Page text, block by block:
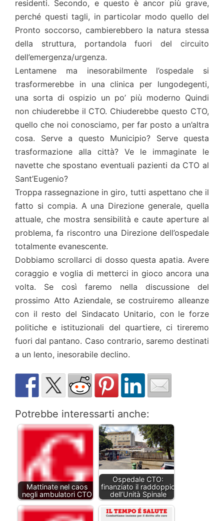
residenti. Secondo, e questo è ancor più grave,
perché questi tagli, in particolar modo quello del
Pronto soccorso, cambierebbero la natura stessa
della struttura, portandola fuori del circuito
dell’emergenza/urgenza.
Lentamene ma inesorabilmente l’ospedale si
trasformerebbe in una clinica per lungodegenti,
una sorta di ospizio un po’ più moderno Quindi
non chiuderebbe il CTO. Chiuderebbe questo CTO,
quello che noi conosciamo, per far posto a un’altra
cosa. Serve a questo Municipio? Serve questa
trasformazione alla città? Ve le immaginate le
navette che spostano eventuali pazienti da CTO al
Sant’Eugenio?
Troppa rassegnazione in giro, tutti aspettano che il
fatto si compia. A una Direzione generale, quella
attuale, che mostra sensibilità e caute aperture al
problema, fa riscontro una Direzione dell’ospedale
totalmente evanescente.
Dobbiamo scrollarci di dosso questa apatia. Avere
coraggio e voglia di metterci in gioco ancora una
volta. Se così faremo nella discussione del
prossimo Atto Aziendale, se costruiremo alleanze
con il resto del Sindacato Unitario, con le forze
politiche e istituzionali del quartiere, ci tireremo
fuori dal pantano. Caso contrario, saremo destinati
a un lento, inesorabile declino.
Potrebbe interessarti anche:
Mattinate nel caos
negli ambulatori CTO
Ospedale CTO:
finanziato il raddoppio
dell’Unità Spinale